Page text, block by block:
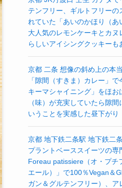
テンフリー、ギルトフリーの
れていた「あいのかほり（あ
大人気のレモンケーキとカヌ
らしいアイシングクッキー
京都 二条 想像の斜め上の本
「隙間（すきま）カレー」
キーマシャイニング」をほお
（味）が充実していたら隙
いうことを実感した昼下がり
京都 地下鉄二条駅 地下鉄二
プラントベーススイーツの専
Foreau patissiere（オ・プチ
エール）」で100％Vegan＆
ガン＆グルテンフリー）、ア